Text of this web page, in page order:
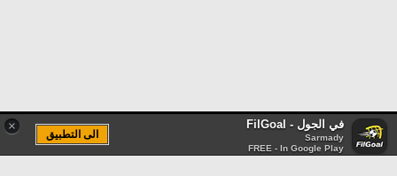
× في الجول - FilGoal
Sarmady
FREE - In Google Play
الى التطبيق